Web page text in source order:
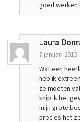
goed werken
Laura
7 januari 2015
Wat een
heb ik
ze moeten
knip ik het
mijn grote
precies het